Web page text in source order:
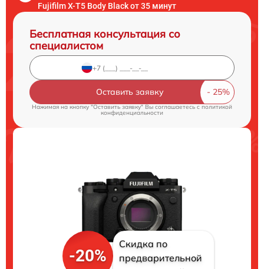
Fujifilm X-T5 Body Black от 35 минут
Бесплатная консультация со
специалистом
Оставить заявку
Нажимая на кнопку "Оставить заявку" Вы соглашаетесь c политикой
конфиденциальности
-20%
Скидка по
предварительной